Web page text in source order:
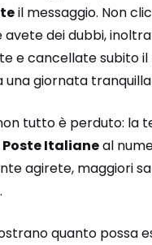
il messaggio. Non
dei dubbi,
e cancellate subito il
giornata
tutto è perduto: la
Poste Italianeal
agirete, maggiori
quanto possa